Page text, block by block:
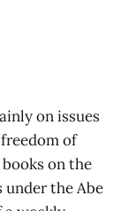
on issues
of
on the
the Abe